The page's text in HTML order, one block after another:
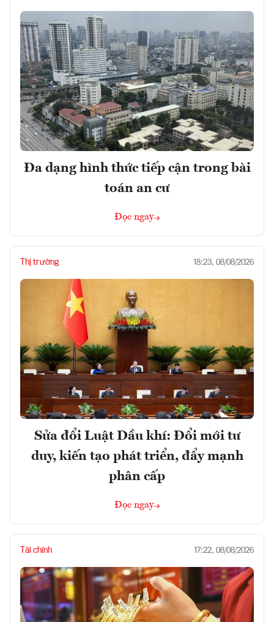
Đa dạng hình thức tiếp cận trong bài
toán an cư
Đọc ngay
Thị trường 18:23, 08/08/2026
Sửa đổi Luật Dầu khí: Đổi mới tư
duy, kiến tạo phát triển, đẩy mạnh
phân cấp
Đọc ngay
Tài chính 17:22, 08/08/2026